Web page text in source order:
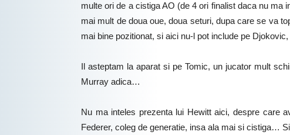
multe ori de a cistiga AO (de 4 ori finalist daca nu
mai mult de doua oue, doua seturi, dupa care se va
mai bine pozitionat, si aici nu-l pot include pe
Il asteptam la aparat si pe Tomic, un jucator mult
Murray adica…
Nu ma inteles prezenta lui Hewitt aici, despre care
Federer, coleg de generatie, insa ala mai si cistiga…